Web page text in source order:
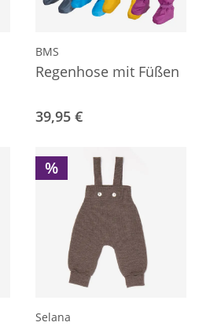
BMS
Regenhose mit Füßen
39,95 €
%
Selana